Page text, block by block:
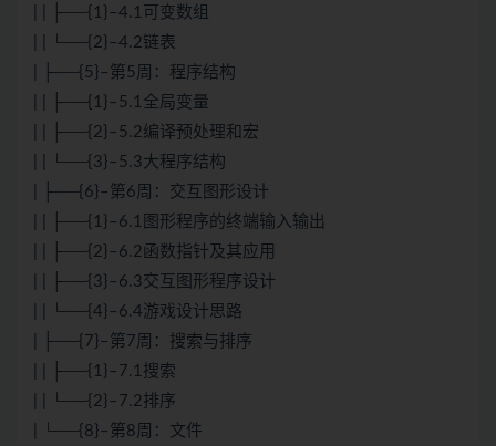
| | ├──{1}–4.1可变数组
| | └──{2}–4.2链表
| ├──{5}–第5周：程序结构
| | ├──{1}–5.1全局变量
| | ├──{2}–5.2编译预处理和宏
| | └──{3}–5.3大程序结构
| ├──{6}–第6周：交互图形设计
| | ├──{1}–6.1图形程序的终端输入输出
| | ├──{2}–6.2函数指针及其应用
| | ├──{3}–6.3交互图形程序设计
| | └──{4}–6.4游戏设计思路
| ├──{7}–第7周：搜索与排序
| | ├──{1}–7.1搜索
| | └──{2}–7.2排序
| └──{8}–第8周：文件